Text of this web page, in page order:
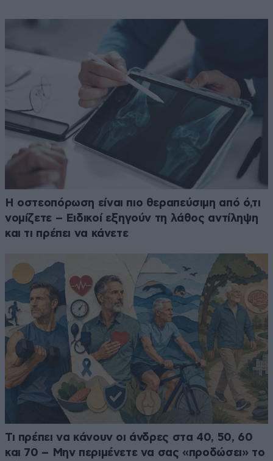
Η οστεοπόρωση είναι πιο θεραπεύσιμη από ό,τι
νομίζετε – Ειδικοί εξηγούν τη λάθος αντίληψη
και τι πρέπει να κάνετε
Τι πρέπει να κάνουν οι άνδρες στα 40, 50, 60
και 70 – Μην περιμένετε να σας «προδώσει» το